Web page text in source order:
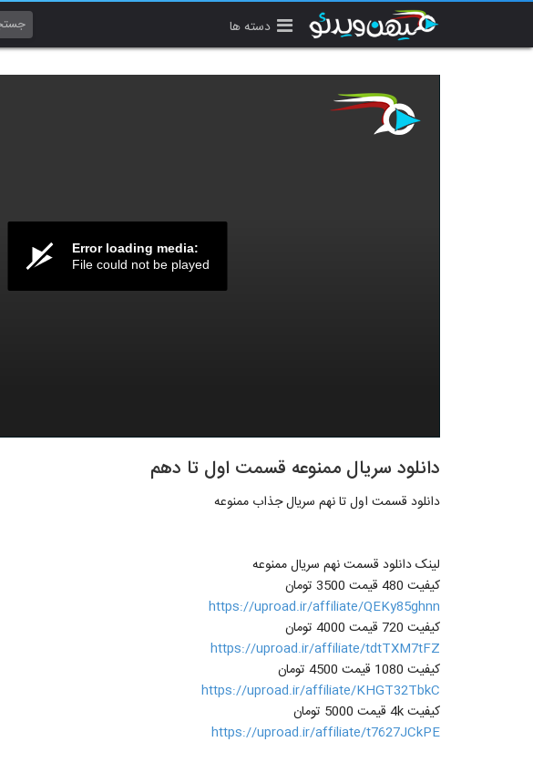
دسته ها
Error loading media:
File could not be played
دانلود سریال ممنوعه قسمت اول تا دهم
دانلود قسمت اول تا نهم سریال جذاب ممنوعه
لینک دانلود قسمت نهم سریال ممنوعه
کیفیت 480 قیمت 3500 تومان
https://uproad.ir/affiliate/QEKy85ghnn
کیفیت 720 قیمت 4000 تومان
https://uproad.ir/affiliate/tdtTXM7tFZ
کیفیت 1080 قیمت 4500 تومان
https://uproad.ir/affiliate/KHGT32TbkC
کیفیت 4k قیمت 5000 تومان
https://uproad.ir/affiliate/t7627JCkPE